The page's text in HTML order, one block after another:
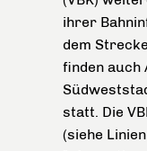
ihrer
dem
finden auch
statt. Die
(siehe